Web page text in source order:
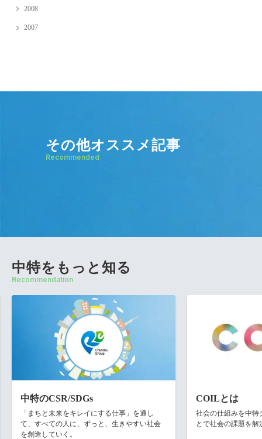
2008
2007
その他オススメ記事
Recommended
中特をもっと知る
Recommendation
中特のCSR/SDGs
「まちと未来をキレイにする仕事」を通し
て、すべての人に、ずっと、生きやすい社会
を創造していく。
COILとは
社会の仕組みを中特
とで社会の課題を解